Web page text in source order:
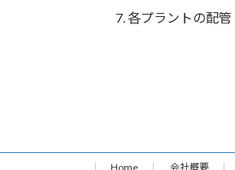
各プラントの配管
Home 会社概要